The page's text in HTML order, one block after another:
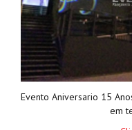
Evento Aniversario 15
em